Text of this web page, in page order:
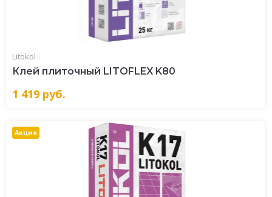
Litokol
Клей плиточный LITOFLEX K80
1 419 руб.
Акция